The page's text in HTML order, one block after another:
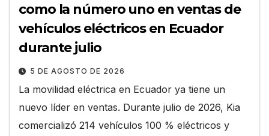
como la número uno en ventas de
vehículos eléctricos en Ecuador
durante julio
5 DE AGOSTO DE 2026
La movilidad eléctrica en Ecuador ya tiene un
nuevo líder en ventas. Durante julio de 2026, Kia
comercializó 214 vehículos 100 % eléctricos y